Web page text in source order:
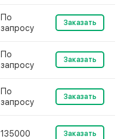
По
запросу
Заказать
По
запросу
Заказать
По
запросу
Заказать
135000 Заказать